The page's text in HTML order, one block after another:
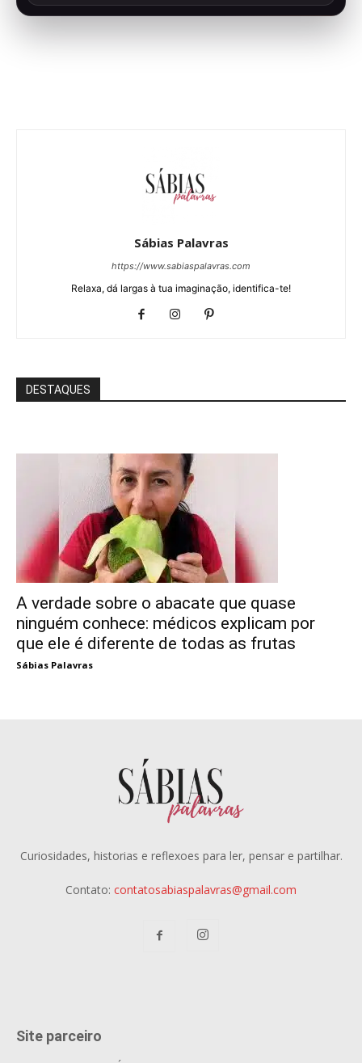
Sábias Palavras
https://www.sabiaspalavras.com
Relaxa, dá largas à tua imaginação, identifica-te!
DESTAQUES
A verdade sobre o abacate que quase
ninguém conhece: médicos explicam por
que ele é diferente de todas as frutas
Sábias Palavras
Curiosidades, historias e reflexoes para ler, pensar e partilhar.
Contato: contatosabiaspalavras@gmail.com
Site parceiro